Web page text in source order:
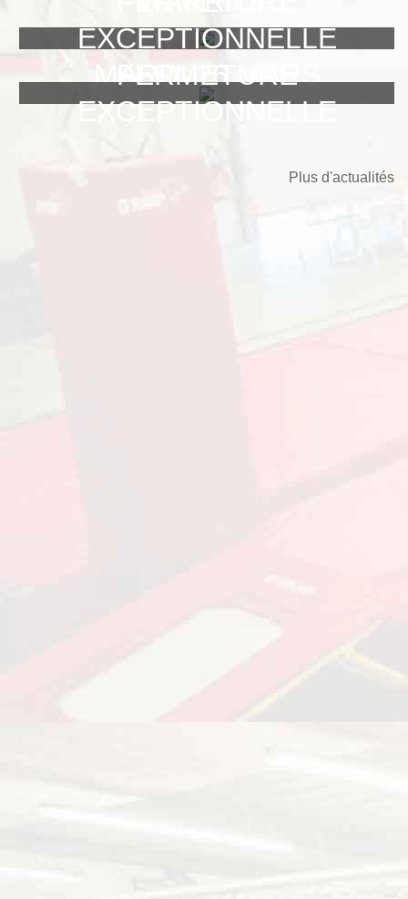
ADVENTURE LYON
EXCEPTIONNELLE
MARDI 26 MARS
FERMETURE
EXCEPTIONNELLE
Plus d'actualités